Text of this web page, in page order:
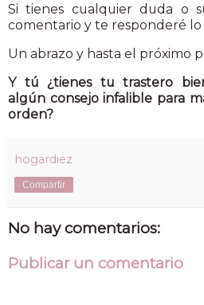
Si tienes cualquier duda o
comentario y te responderé lo
Un abrazo y hasta el próximo
Y tú ¿tienes tu trastero
algún consejo infalible para
orden?
hogardiez
Compartir
No hay comentarios:
Publicar un comentario